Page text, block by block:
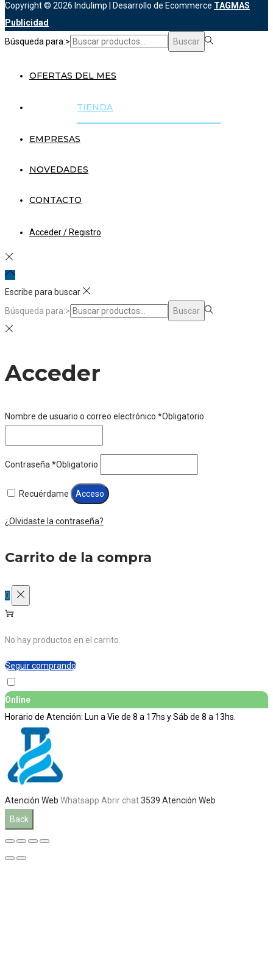
Copyright © 2026 Indulimp | Desarrollo de Ecommerce TAGMAS
Publicidad
Búsqueda para:>
Buscar
OFERTAS DEL MES
TIENDA
EMPRESAS
NOVEDADES
CONTACTO
Acceder / Registro
Escribe para buscar
Búsqueda para:>
Buscar
Acceder
Nombre de usuario o correo electrónico *Obligatorio
Contraseña *Obligatorio
Recuérdame Acceso
¿Olvidaste la contraseña?
Carrito de la compra
0
No hay productos en el carrito.
Seguir comprando
Online
Horario de Atención: Lun a Vie de 8 a 17hs y Sáb de 8 a 13hs.
Atención Web Whatsapp Abrir chat3539 Atención Web
Back